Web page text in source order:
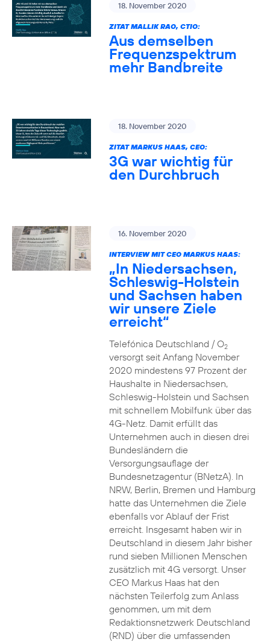
18. November 2020
ZITAT MALLIK RAO, CTIO:
Aus demselben
Frequenzspektrum
mehr Bandbreite
18. November 2020
ZITAT MARKUS HAAS, CEO:
3G war wichtig für
den Durchbruch
16. November 2020
INTERVIEW MIT CEO MARKUS HAAS:
„In Niedersachsen,
Schleswig-Holstein
und Sachsen haben
wir unsere Ziele
erreicht“
Telefónica Deutschland / O2
versorgt seit Anfang November
2020 mindestens 97 Prozent der
Haushalte in Niedersachsen,
Schleswig-Holstein und Sachsen
mit schnellem Mobilfunk über das
4G-Netz. Damit erfüllt das
Unternehmen auch in diesen drei
Bundesländern die
Versorgungsauflage der
Bundesnetzagentur (BNetzA). In
NRW, Berlin, Bremen und Hamburg
hatte das Unternehmen die Ziele
ebenfalls vor Ablauf der Frist
erreicht. Insgesamt haben wir in
Deutschland in diesem Jahr bisher
rund sieben Millionen Menschen
zusätzlich mit 4G versorgt. Unser
CEO Markus Haas hat den
nächsten Teilerfolg zum Anlass
genommen, um mit dem
Redaktionsnetzwerk Deutschland
(RND) über die umfassenden